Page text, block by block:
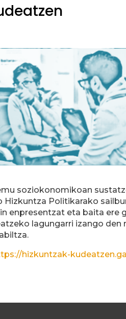
soziokonomikoan
Hizkuntza Politikarako
enpresentzat eta baita
lagungarri izango
hizkuntzak-